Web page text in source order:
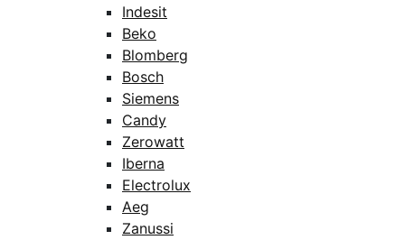
Indesit
Beko
Blomberg
Bosch
Siemens
Candy
Zerowatt
Iberna
Electrolux
Aeg
Zanussi